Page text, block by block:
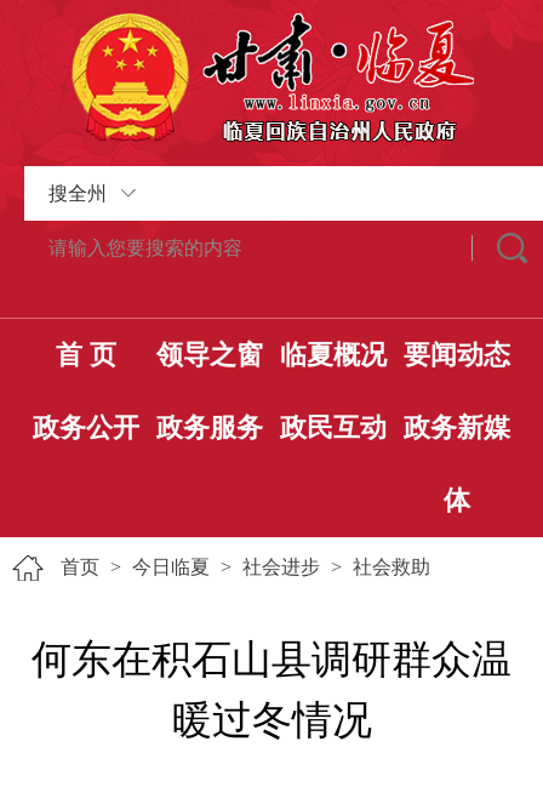
搜全州
首 页 领导之窗 临夏概况 要闻动态
政务公开 政务服务 政民互动 政务新媒
体
首页 > 今日临夏 > 社会进步 > 社会救助
何东在积石山县调研群众温
暖过冬情况